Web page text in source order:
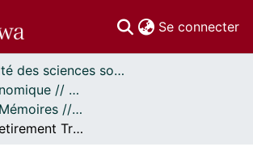
Se connecter
Faculté des sciences sociales // Faculty of Social Sciences
Science économique // Economics
Économie - Mémoires // Economics - Research Papers
Aging and Retirement Trends in the Canadian Federal Public Service 1997-2017